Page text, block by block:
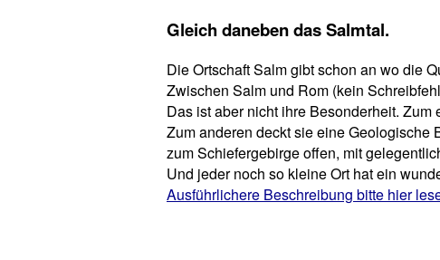
Gleich daneben das Salmtal.
Die Ortschaft Salm gibt schon an wo die
Zwischen Salm und Rom (kein
Das ist aber nicht ihre Besonderheit.
Zum anderen deckt sie eine Geologische
zum Schiefergebirge offen, mit
Und jeder noch so kleine Ort hat ein
Ausführlichere Beschreibung bitte hier